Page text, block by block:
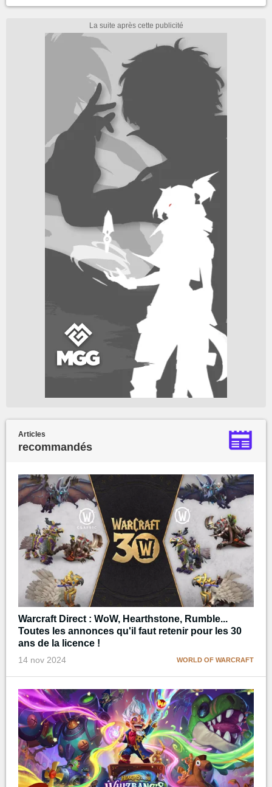
Articles
recommandés
Warcraft Direct : WoW, Hearthstone, Rumble...
Toutes les annonces qu'il faut retenir pour les 30
ans de la licence !
14 nov 2024 WORLD OF WARCRAFT